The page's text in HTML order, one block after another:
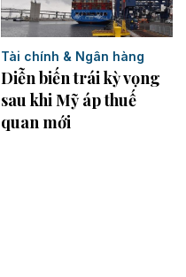
Tài chính & Ngân hàng
Diễn biến trái kỳ vọng
sau khi Mỹ áp thuế
quan mới